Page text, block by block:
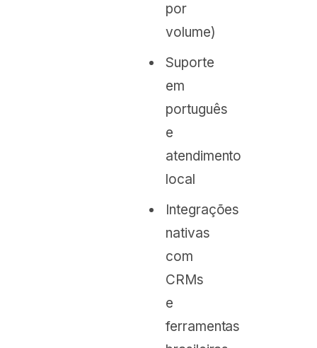
por
volume)
Suporte
em
português
e
atendimento
local
Integrações
nativas
com
CRMs
e
ferramentas